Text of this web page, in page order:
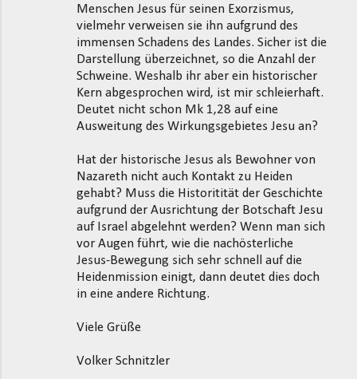
Menschen Jesus für seinen Exorzismus,
vielmehr verweisen sie ihn aufgrund des
immensen Schadens des Landes. Sicher ist die
Darstellung überzeichnet, so die Anzahl der
Schweine. Weshalb ihr aber ein historischer
Kern abgesprochen wird, ist mir schleierhaft.
Deutet nicht schon Mk 1,28 auf eine
Ausweitung des Wirkungsgebietes Jesu an?
Hat der historische Jesus als Bewohner von
Nazareth nicht auch Kontakt zu Heiden
gehabt? Muss die Historitität der Geschichte
aufgrund der Ausrichtung der Botschaft Jesu
auf Israel abgelehnt werden? Wenn man sich
vor Augen führt, wie die nachösterliche
Jesus-Bewegung sich sehr schnell auf die
Heidenmission einigt, dann deutet dies doch
in eine andere Richtung.
Viele Grüße
Volker Schnitzler